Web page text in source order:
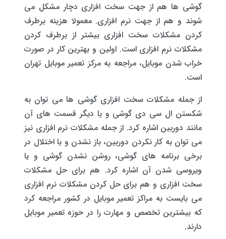
گوشی ها هم از جهت سخت افزاری دچار مشکل می
شوند و هم از جهت نرم افزاری. معمولا هزینه برطرف
کردن مشکلات سخت افزاری بیشتر از برطرف کردن
مشکلات نرم افزاری است. اولین و بهترین کار در صورت
خراب شدن موبایل، مراجعه به مرکز تعمیر موبایل تهران
است.
از جمله مشکلات سخت افزاری گوشی ها می توان به
شکستن ال سی دی گوشی و یا دیگر قسمت های آن
مانند دوربین اشاره کرد. از جمله مشکلات نرم افزاری نیز
می توان به کار نکردن دوربین، باز نشدن و یا اختلال در
برخی برنامه های گوشی، روشن نشدن گوشی و یا
ویروسی شدن آن اشاره کرد. هم برای حل مشکلات
سخت افزاری و هم برای حل کردن مشکلات نرم افزاری
می بایست به مراکز تعمیر موبایل در کشور مراجعه کرد
که بیشترین تخصص و مهارت را در حوزه تعمیر موبایل
دارند.